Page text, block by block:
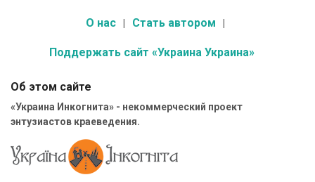
О нас Стать автором
Поддержать сайт «Украина Украина»
Об этом сайте
«Украина Инкогнита» - некоммерческий проект
энтузиастов краеведения.